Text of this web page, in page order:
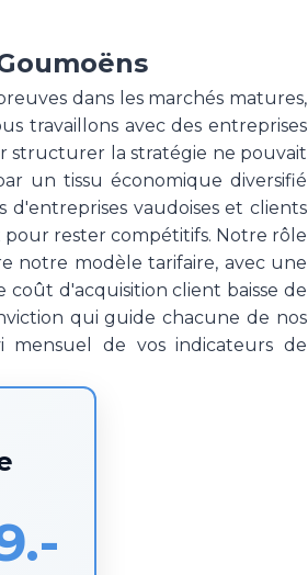
dans les marchés matures,
travaillons avec des entreprises
structurer la stratégie ne pouvait
un tissu économique diversifié
vaudoises et clients
rester compétitifs. Notre rôle
notre modèle tarifaire, avec une
d'acquisition client baisse de
qui guide chacune de nos
mensuel de vos indicateurs de